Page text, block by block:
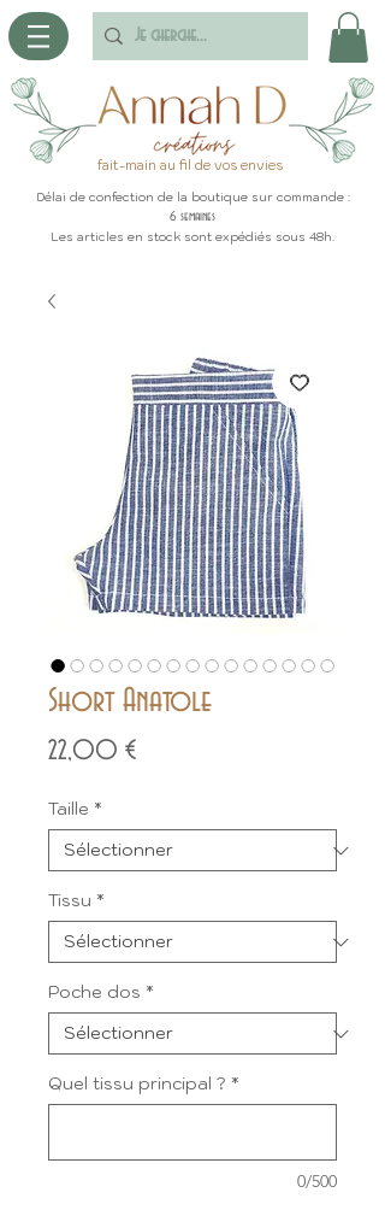
fait-main au fil de vos envies
Délai de confection de la boutique sur commande :
6 semaines
Les articles en stock sont expédiés sous 48h.
Short Anatole
22,00 €Prix
Taille *
Tissu *
Poche dos *
Quel tissu principal ? *
0/500